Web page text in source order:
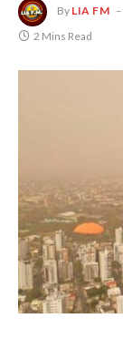
By LIA FM
2 Mins Read